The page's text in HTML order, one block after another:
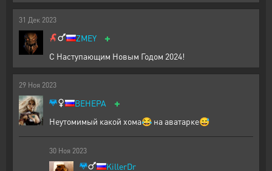
31 Дек 2023
ZMEY +
С Наступающим Новым Годом 2024!
29 Ноя 2023
BEHEPA +
Неутомимый какой хома😂 на аватарке😅
30 Ноя 2023
KillerDr